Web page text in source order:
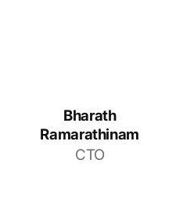
Bharath
Ramarathinam
CTO